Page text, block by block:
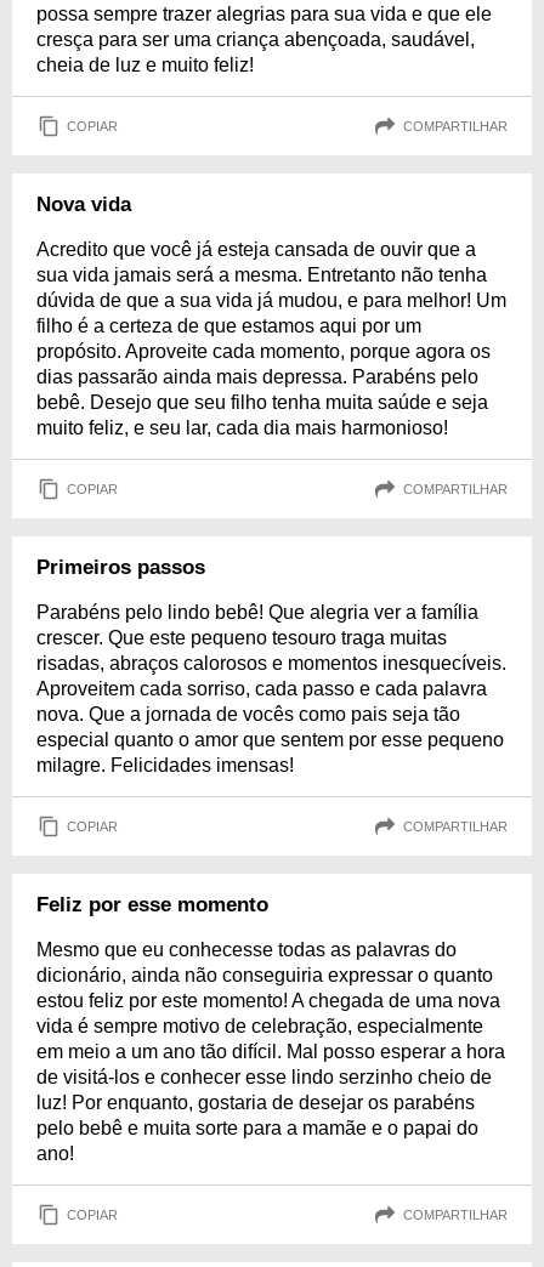
possa sempre trazer alegrias para sua vida e que ele
cresça para ser uma criança abençoada, saudável,
cheia de luz e muito feliz!
COPIAR COMPARTILHAR
Nova vida
Acredito que você já esteja cansada de ouvir que a
sua vida jamais será a mesma. Entretanto não tenha
dúvida de que a sua vida já mudou, e para melhor! Um
filho é a certeza de que estamos aqui por um
propósito. Aproveite cada momento, porque agora os
dias passarão ainda mais depressa. Parabéns pelo
bebê. Desejo que seu filho tenha muita saúde e seja
muito feliz, e seu lar, cada dia mais harmonioso!
COPIAR COMPARTILHAR
Primeiros passos
Parabéns pelo lindo bebê! Que alegria ver a família
crescer. Que este pequeno tesouro traga muitas
risadas, abraços calorosos e momentos inesquecíveis.
Aproveitem cada sorriso, cada passo e cada palavra
nova. Que a jornada de vocês como pais seja tão
especial quanto o amor que sentem por esse pequeno
milagre. Felicidades imensas!
COPIAR COMPARTILHAR
Feliz por esse momento
Mesmo que eu conhecesse todas as palavras do
dicionário, ainda não conseguiria expressar o quanto
estou feliz por este momento! A chegada de uma nova
vida é sempre motivo de celebração, especialmente
em meio a um ano tão difícil. Mal posso esperar a hora
de visitá-los e conhecer esse lindo serzinho cheio de
luz! Por enquanto, gostaria de desejar os parabéns
pelo bebê e muita sorte para a mamãe e o papai do
ano!
COPIAR COMPARTILHAR